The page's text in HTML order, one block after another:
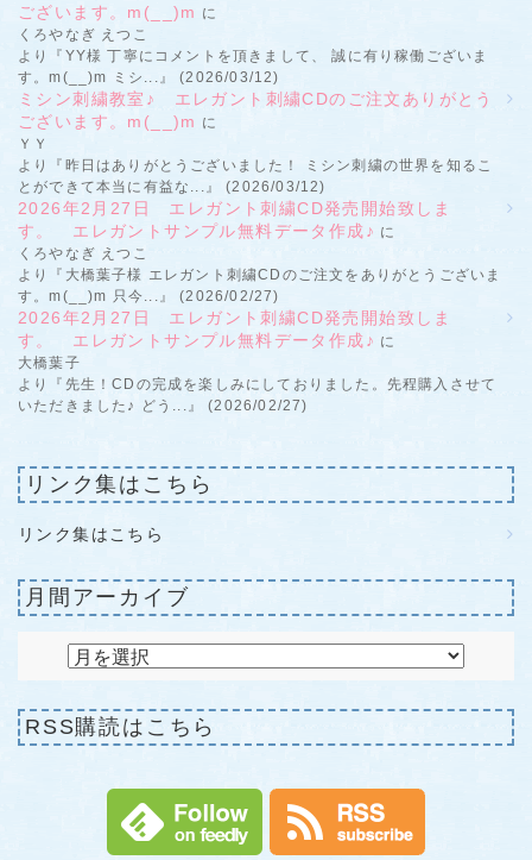
ございます。m(__)m に
くろやなぎ えつこ
より『YY様 丁寧にコメントを頂きまして、 誠に有り稼働ございま
す。m(__)m ミシ...』 (2026/03/12)
ミシン刺繍教室♪ エレガント刺繍CDのご注文ありがとう
ございます。m(__)m に
ＹＹ
より『昨日はありがとうございました！ ミシン刺繍の世界を知るこ
とができて本当に有益な...』 (2026/03/12)
2026年2月27日 エレガント刺繍CD発売開始致しま
す。 エレガントサンプル無料データ作成♪ に
くろやなぎ えつこ
より『大橋葉子様 エレガント刺繍CDのご注文をありがとうございま
す。m(__)m 只今...』 (2026/02/27)
2026年2月27日 エレガント刺繍CD発売開始致しま
す。 エレガントサンプル無料データ作成♪ に
大橋葉子
より『先生！CDの完成を楽しみにしておりました。先程購入させて
いただきました♪ どう...』 (2026/02/27)
リンク集はこちら
リンク集はこちら
月間アーカイブ
RSS購読はこちら